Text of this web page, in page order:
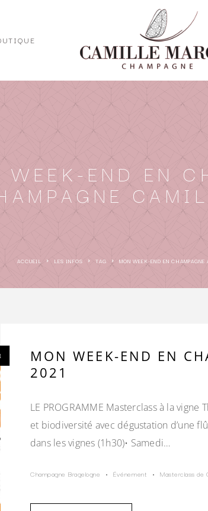
WEEK-END EN
ACCUEIL LES INFOS TAG MON WEEK-END EN
MON WEEK-END EN
2021
LE PROGRAMME Masterclass à la vigne
et biodiversité avec dégustation d’une
dans les vignes (1h30)• Samedi…
Champagne Bragelogne Événement Masterclass de